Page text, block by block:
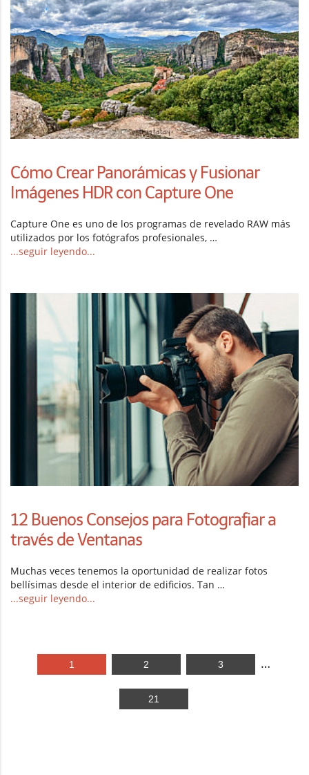
Cómo Crear Panorámicas y Fusionar
Imágenes HDR con Capture One
Capture One es uno de los programas de revelado RAW más
utilizados por los fotógrafos profesionales, …
...seguir leyendo...
12 Buenos Consejos para Fotografiar a
través de Ventanas
Muchas veces tenemos la oportunidad de realizar fotos
bellísimas desde el interior de edificios. Tan …
...seguir leyendo...
1 2 3 …
21